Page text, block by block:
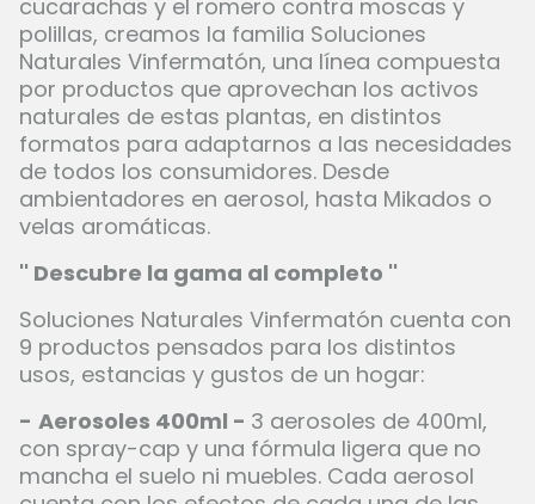
cucarachas y el romero contra moscas y
polillas, creamos la familia Soluciones
Naturales Vinfermatón, una línea compuesta
por productos que aprovechan los activos
naturales de estas plantas, en distintos
formatos para adaptarnos a las necesidades
de todos los consumidores. Desde
ambientadores en aerosol, hasta Mikados o
velas aromáticas.
'' Descubre la gama al completo ''
Soluciones Naturales Vinfermatón cuenta con
9 productos pensados para los distintos
usos, estancias y gustos de un hogar:
- Aerosoles 400ml - 3 aerosoles de 400ml,
con spray-cap y una fórmula ligera que no
mancha el suelo ni muebles. Cada aerosol